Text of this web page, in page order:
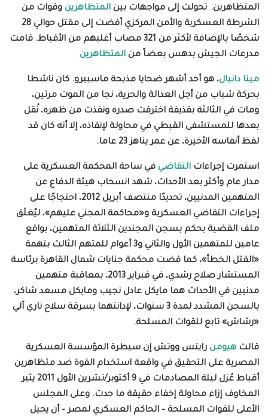
المتظاهرين. تحولت إلى مواجهات بين المتظاهرين وقوات من
الشرطة العسكرية والأمن المركزي أفضت إلى مقتل حوالي 28
شخصًا بالإضافة لأكثر من 321 مصاب أغلبهم من الأقباط
. قامت
مدرعات الجيش بدهس بعضاً من المتظاهرين
مينا دانيال، هو أحد أشهر ضحايا مذبحة ماسبيرو. كان ناشطا
بحركة شباب من أجل العدالة والحرية، نجا من الموت مرتين،
ومات في الثالثة بقذيفة اخترقت صدره ونفذت من ظهره، نُقل
بعدها للمستشفى القبطي في محاولة لإنقاذه، إلا أنه كان قد
لفظ أنفاسه الأخيرة، عن عمر يناهز 23 عاما
.
استمرت إجراءات التقاضي في ساحة المحكمة العسكرية على
مدار عام وأكثر بعد الأحداث، شهد انسحاب هيئة الدفاع عن
المتهمين المدنيين، تحديدًا منتصف أبريل 2012، احتجاجًا على
إجراءات التقاضي العسكرية و«محاكمة المجني عليهم»، ليُغلَق
ملف القضية بحكم بسجن المجندين الثلاثة المتهمين، بواقع
عامين للمتهمين الأول والثاني و3 أعوام للمتهم الثالث بتهمة
«القتل الخطأ»، كما قضت محكمة جنايات شمال القاهرة برئاسة
المستشار صلاح رشدي، في فبراير 2013، بمعاقبة متهمين
مدنيين في الأحداث هما مايكل عادل نجيب ومايكل مسعد شاكر،
بالسجن المشدد لمدة 3 سنوات، لإدانتهما بسرقة سلاح ناري آلي
«رشاش» تابع للقوات المسلحة.
قالت هيومن رايتس ووتش إن سيطرة المؤسسة العسكرية
المصرية على التحقيق في واقعة استخدام القوة ضد متظاهرين
أقباط عُزل ليلة المصادمات في 9 أكتوبر/تشرين الأول 2011 يثير
المخاوف إزاء محاولة إخفاء حقيقة ما حدث. وعلى المجلس
الأعلى للقوات المسلحة – الحاكم العسكري لمصر – أن يحيل